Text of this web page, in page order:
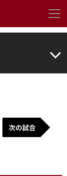
次の試合